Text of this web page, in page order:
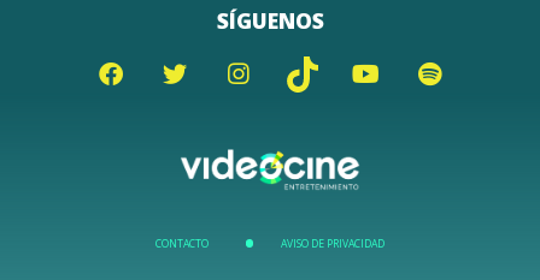
SÍGUENOS
CONTACTO AVISO DE PRIVACIDAD